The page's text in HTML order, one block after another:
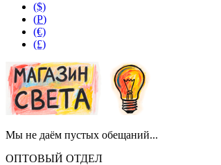
($)
(Р)
(€)
(£)
Мы не даём пустых обещаний...
ОПТОВЫЙ ОТДЕЛ